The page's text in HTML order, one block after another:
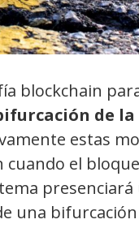
blockchain
de
estas
cuando el
una